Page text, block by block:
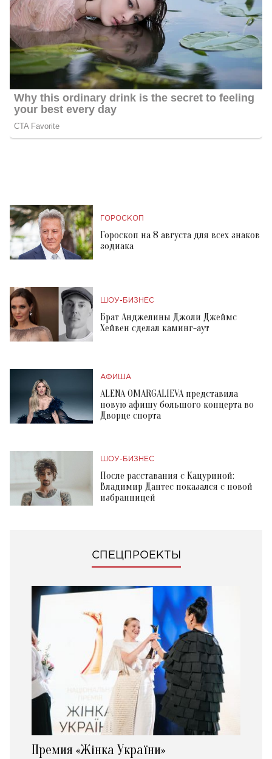
ГОРОСКОП
Гороскоп на 8 августа для всех знаков
зодиака
ШОУ-БИЗНЕС
Брат Анджелины Джоли Джеймс
Хейвен сделал каминг-аут
АФИША
ALENA OMARGALIEVA представила
новую афишу большого концерта во
Дворце спорта
ШОУ-БИЗНЕС
После расставания с Кацуриной:
Владимир Дантес показался с новой
избранницей
СПЕЦПРОЕКТЫ
Премия «Жінка України»